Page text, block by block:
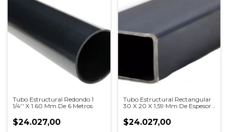
Tubo Estructural Redondo 1
1/4'' X 1.60 Mm De 6 Metros
$24.027,00
Tubo Estructural Rectangular
30 X 20 X 1,59 Mm De Espesor
$24.027,00